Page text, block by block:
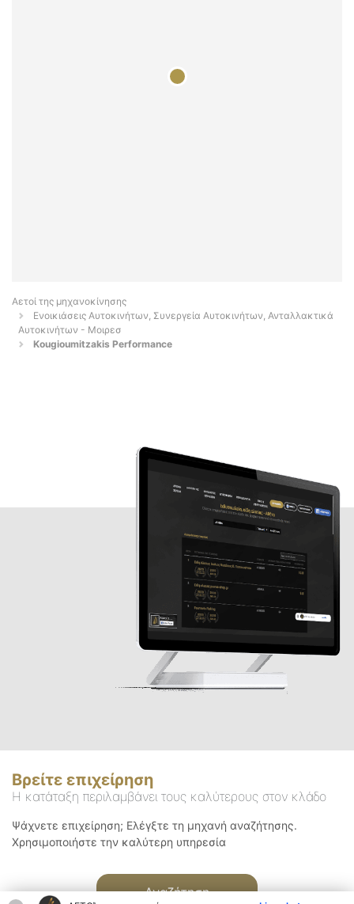
Αετοί της μηχανοκίνησης
Ενοικιάσεις Αυτοκινήτων, Συνεργεία Αυτοκινήτων, Ανταλλακτικά
Αυτοκινήτων - Μοιρεσ
Kougioumitzakis Performance
Βρείτε επιχείρηση
Η κατάταξη περιλαμβάνει τους καλύτερους στον κλάδο
Ψάχνετε επιχείρηση; Ελέγξτε τη μηχανή αναζήτησης.
Χρησιμοποιήστε την καλύτερη υπηρεσία
Αναζήτηση